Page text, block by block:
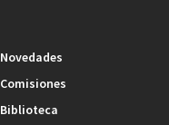
Novedades
Comisiones
Biblioteca